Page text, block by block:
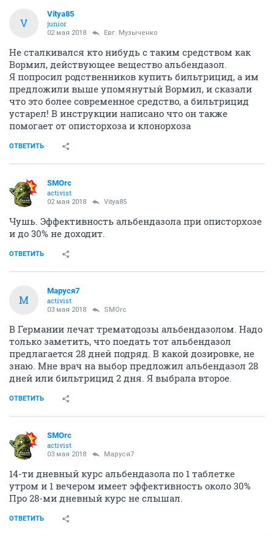
V
Vitya85
junior
02 мая 2018 Евг. Музыченко
Не сталкивался кто нибудь с таким средством как
Вормил, действующее вещество альбендазол.
Я попросил родственников купить бильтрицид, а им
предложили выше упомянутый Вормил, и сказали
что это более современное средство, а бильтрицид
устарел! В инструкции написано что он также
помогает от описторхоза и клонорхоза
ОТВЕТИТЬ
SMOrc
activist
02 мая 2018 Vitya85
Чушь. Эффективность альбендазола при описторхозе
и до 30% не доходит.
ОТВЕТИТЬ
М
Маруся7
activist
03 мая 2018 SMOrc
В Германии лечат трематодозы альбендазолом. Надо
только заметить, что поедать тот альбендазол
предлагается 28 дней подряд. В какой дозировке, не
знаю. Мне врач на выбор предложил альбендазол 28
дней или бильтрицид 2 дня. Я выбрала второе.
ОТВЕТИТЬ
SMOrc
activist
03 мая 2018 Маруся7
14-ти дневный курс альбендазола по 1 таблетке
утром и 1 вечером имеет эффективность около 30%
Про 28-ми дневный курс не слышал.
ОТВЕТИТЬ